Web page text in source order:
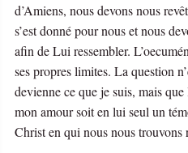
d’Amiens, nous devons nous
s’est donné pour nous et nous
afin de Lui ressembler.
ses propres limites. La question
devienne ce que je suis, mais
mon amour soit en lui seul un
Christ en qui nous nous trouvons